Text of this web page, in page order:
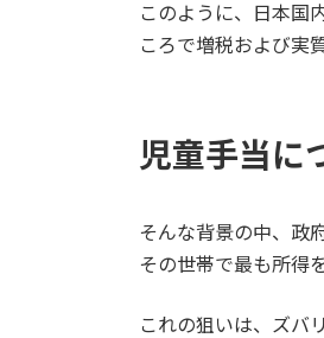
このように、日本国
ころで増税および実
児童手当に
そんな背景の中、政
その世帯で最も所得
これの狙いは、ズバ